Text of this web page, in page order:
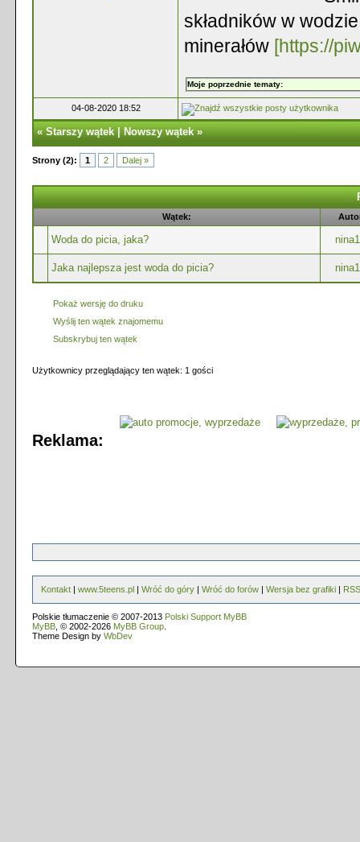
składników w
minerałów [https://
Moje poprzednie tematy:
04-08-2020 18:52
«Starszy wątek|Nowszy wątek»
Strony (2): 1 2 Dalej »
Wątek:
Woda do picia, jaka?
Jaka najlepsza jest woda do picia?
Pokaż wersję do druku
Wyślij ten wątek znajomemu
Subskrybuj ten wątek
Użytkownicy przeglądający ten wątek: 1 gości
Reklama:
Kontakt | www.5teens.pl | Wróć do góry | Wróć do forów | Wersja bez grafiki | RSS
Polskie tłumaczenie © 2007-2013 Polski Support MyBB
MyBB , © 2002-2026 MyBB Group
Theme Design by WbDev